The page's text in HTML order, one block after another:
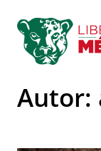
contenido
Autor: